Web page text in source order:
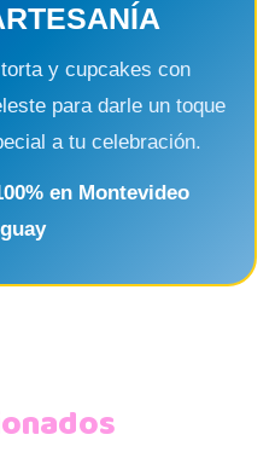
y cupcakes con
para darle un toque
a tu celebración.
en Montevideo